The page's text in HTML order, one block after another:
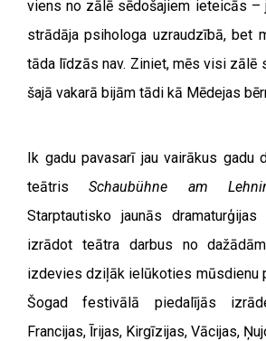
viens no zālē sēdošajiem ieteicās –
strādāja psihologa uzraudzībā, bet
tāda līdzās nav. Ziniet, mēs visi zālē
šajā vakarā bijām tādi kā Mēdejas
Ik gadu pavasarī jau vairākus gadu
teātrisSchaubühne am
Starptautisko jaunās dramaturģijas
izrādot teātra darbus no
izdevies dziļāk ielūkoties mūsdienu
Šogad festivālā piedalījās
Francijas, Īrijas, Kirgīzijas, Vācijas,